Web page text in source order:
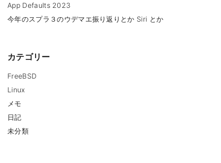
App Defaults 2023
今年のスプラ３のウデマエ振り返りとか Siri とか
カテゴリー
FreeBSD
Linux
メモ
日記
未分類